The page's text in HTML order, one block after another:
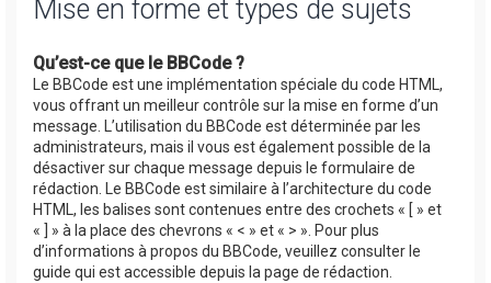
Mise en forme et types de sujets
Qu’est-ce que le BBCode ?
Le BBCode est une implémentation spéciale du code HTML,
vous offrant un meilleur contrôle sur la mise en forme d’un
message. L’utilisation du BBCode est déterminée par les
administrateurs, mais il vous est également possible de la
désactiver sur chaque message depuis le formulaire de
rédaction. Le BBCode est similaire à l’architecture du code
HTML, les balises sont contenues entre des crochets « [ » et
« ] » à la place des chevrons « < » et « > ». Pour plus
d’informations à propos du BBCode, veuillez consulter le
guide qui est accessible depuis la page de rédaction.